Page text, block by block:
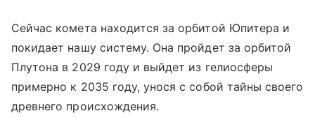
Сейчас комета находится за орбитой Юпитера и
покидает нашу систему. Она пройдет за орбитой
Плутона в 2029 году и выйдет из гелиосферы
примерно к 2035 году, унося с собой тайны своего
древнего происхождения.